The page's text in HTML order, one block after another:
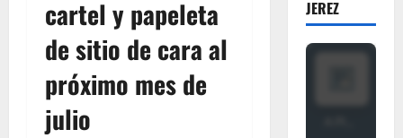
cartel y papeleta
de sitio de cara al
próximo mes de
julio
JEREZ